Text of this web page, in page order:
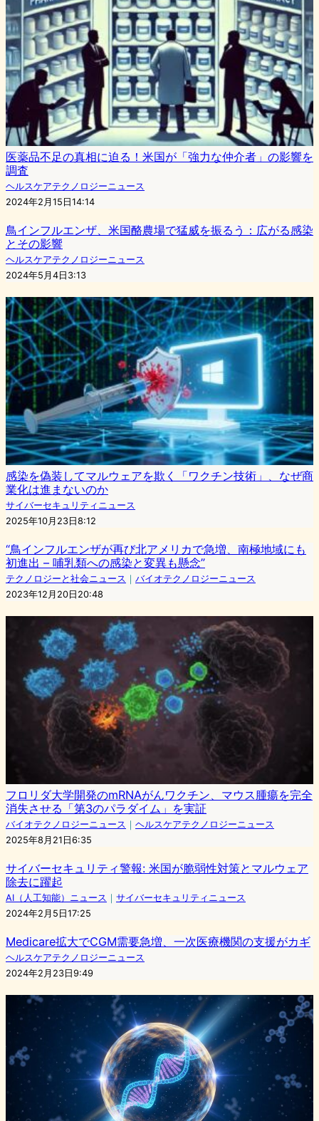
医薬品不足の真相に迫る！米国が「強力な仲介者」の影響を
調査
ヘルスケアテクノロジーニュース
2024年2月15日14:14
鳥インフルエンザ、米国酪農場で猛威を振るう：広がる感染
とその影響
ヘルスケアテクノロジーニュース
2024年5月4日3:13
感染を偽装してマルウェアを欺く「ワクチン技術」、なぜ商
業化は進まないのか
サイバーセキュリティニュース
2025年10月23日8:12
“鳥インフルエンザが再び北アメリカで急増、南極地域にも
初進出 – 哺乳類への感染と変異も懸念”
テクノロジーと社会ニュース ｜ バイオテクノロジーニュース
2023年12月20日20:48
フロリダ大学開発のmRNAがんワクチン、マウス腫瘍を完全
消失させる「第3のパラダイム」を実証
バイオテクノロジーニュース ｜ ヘルスケアテクノロジーニュース
2025年8月21日6:35
サイバーセキュリティ警報: 米国が脆弱性対策とマルウェア
除去に躍起
AI（人工知能）ニュース ｜ サイバーセキュリティニュース
2024年2月5日17:25
Medicare拡大でCGM需要急増、一次医療機関の支援がカギ
ヘルスケアテクノロジーニュース
2024年2月23日9:49